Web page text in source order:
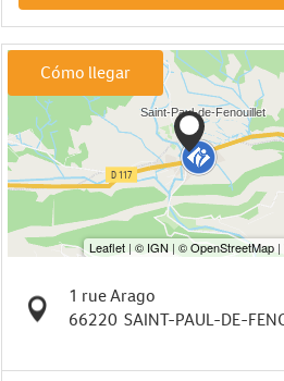
Cómo llegar
1 rue Arago
66220 SAINT-PAUL-DE-